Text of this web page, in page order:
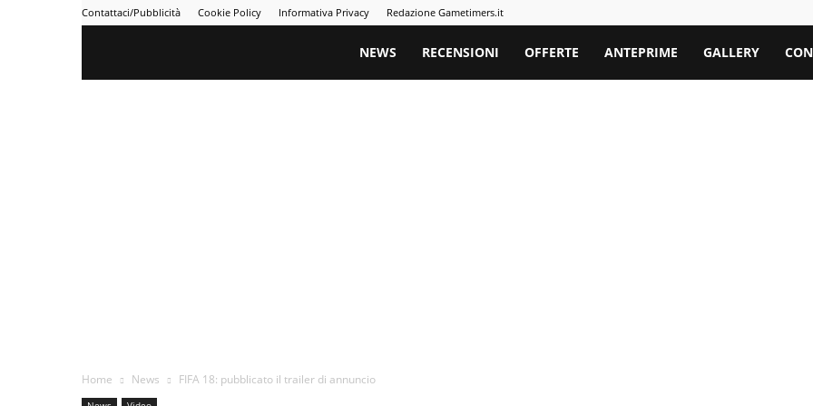
Contattaci/Pubblicità Cookie Policy Informativa Privacy Redazione Gametimers.it
Gametimers
NEWS RECENSIONI OFFERTE ANTEPRIME GALLERY
Home News FIFA 18: pubblicato il trailer di annuncio